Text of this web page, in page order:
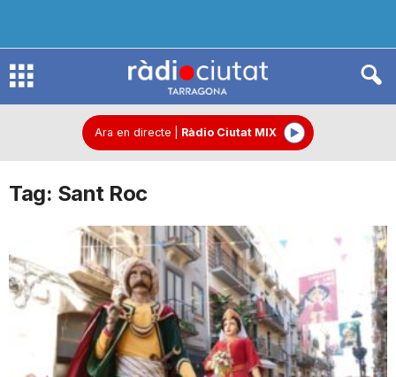
R
d
o
Ara en directe Ràdio Ciutat MIX
Tag: Sant Roc